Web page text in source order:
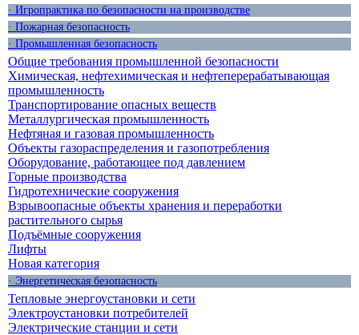
· Игропрактика по безопасности на производстве
· Пожарная безопасность
· Промышленная безопасность
Общие требования промышленной безопасности
Химическая, нефтехимическая и нефтеперерабатывающая
промышленность
Транспортирование опасных веществ
Металлургическая промышленность
Нефтяная и газовая промышленность
Объекты газораспределения и газопотребления
Оборудование, работающее под давлением
Горные производства
Гидротехнические сооружения
Взрывоопасные объекты хранения и переработки
растительного сырья
Подъёмные сооружения
Лифты
Новая категория
· Энергетическая безопасность
Тепловые энергоустановки и сети
Электроустановки потребителей
Электрические станции и сети